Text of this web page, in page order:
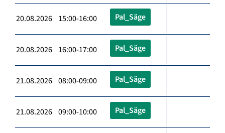
20.08.2026 15:00-16:00 Pal_Säge
20.08.2026 16:00-17:00 Pal_Säge
21.08.2026 08:00-09:00 Pal_Säge
21.08.2026 09:00-10:00 Pal_Säge